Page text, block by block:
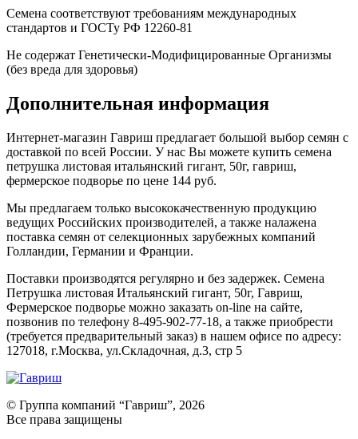
Семена соответствуют требованиям международных
стандартов и ГОСТу РФ 12260-81
Не содержат Генетически-Модифицированные Организмы
(без вреда для здоровья)
Дополнительная информация
Интернет-магазин Гавриш предлагает большой выбор семян с
доставкой по всей России. У нас Вы можете купить семена
петрушка листовая итальянский гигант, 50г, гавриш,
фермерское подворье по цене 144 руб.
Мы предлагаем только высококачественную продукцию
ведущих Российских производителей, а также налажена
поставка семян от селекционных зарубежных компаний
Голландии, Германии и Франции.
Поставки производятся регулярно и без задержек. Семена
Петрушка листовая Итальянский гигант, 50г, Гавриш,
Фермерское подворье можно заказать on-line на сайте,
позвонив по телефону 8-495-902-77-18, а также приобрести
(требуется предварительный заказ) в нашем офисе по адресу:
127018, г.Москва, ул.Складочная, д.3, стр 5
© Группа компаний “Гавриш”, 2026
Все права защищены